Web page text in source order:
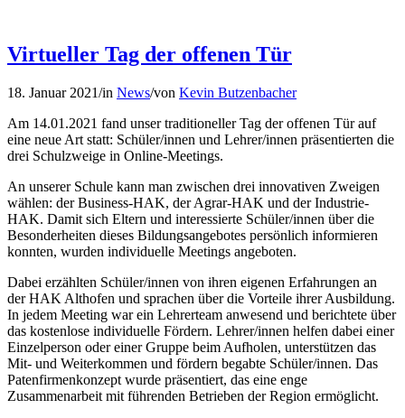
Virtueller Tag der offenen Tür
18. Januar 2021/in News/von Kevin Butzenbacher
Am 14.01.2021 fand unser traditioneller Tag der offenen Tür auf
eine neue Art statt: Schüler/innen und Lehrer/innen präsentierten die
drei Schulzweige in Online-Meetings.
An unserer Schule kann man zwischen drei innovativen Zweigen
wählen: der Business-HAK, der Agrar-HAK und der Industrie-
HAK. Damit sich Eltern und interessierte Schüler/innen über die
Besonderheiten dieses Bildungsangebotes persönlich informieren
konnten, wurden individuelle Meetings angeboten.
Dabei erzählten Schüler/innen von ihren eigenen Erfahrungen an
der HAK Althofen und sprachen über die Vorteile ihrer Ausbildung.
In jedem Meeting war ein Lehrerteam anwesend und berichtete über
das kostenlose individuelle Fördern. Lehrer/innen helfen dabei einer
Einzelperson oder einer Gruppe beim Aufholen, unterstützen das
Mit- und Weiterkommen und fördern begabte Schüler/innen. Das
Patenfirmenkonzept wurde präsentiert, das eine enge
Zusammenarbeit mit führenden Betrieben der Region ermöglicht.